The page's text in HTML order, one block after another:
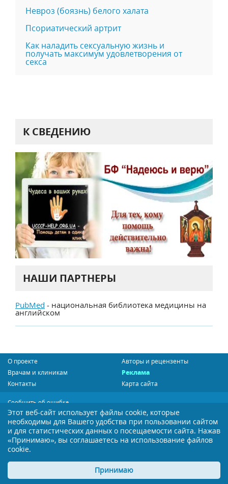
Невроз (боязнь) белого халата
Псориатический артрит
Как наладить сексуальную жизнь и
получать максимум удовлетворения от
секса
К СВЕДЕНИЮ
НАШИ ПАРТНЕРЫ
PubMed - национальная библиотека медицины на
английском
О проекте
Авторы и рецензенты
Врачам и клиникам
Реклама
Контакты
Карта сайта
Сообщить об ошибке
Политика конфиденциальности
Пользовательское соглашение
Бесплатная подписка
Этот веб-сайт использует файлы cookie, которые
необходимы для Вашего удобства при пользовании сайтом
и для статистических данных о посещаемости сайта. Нажав
«Принимаю», вы соглашаетесь на использование файлов
cookie.
Принимаю